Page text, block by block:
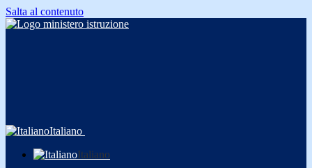
Salta al contenuto
Italiano
Italiano